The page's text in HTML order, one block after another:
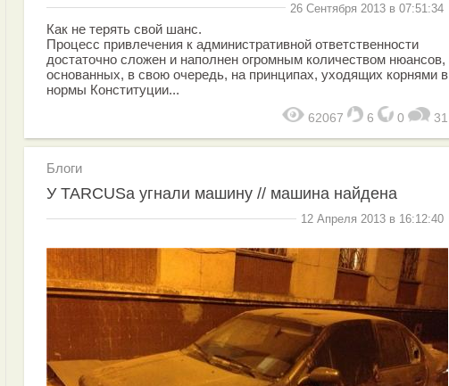
26 Сентября 2013 в 07:51:34
Как не терять свой шанс.
Процесс привлечения к административной ответственности
достаточно сложен и наполнен огромным количеством нюансов,
основанных, в свою очередь, на принципах, уходящих корнями в
нормы Конституции...
62067 6 0 31
Блоги
У TARCUSа угнали машину // машина найдена
12 Апреля 2013 в 16:12:40